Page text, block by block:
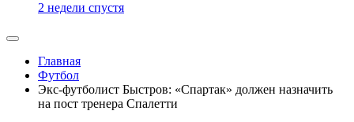
2 недели спустя
Главная
Футбол
Экс-футболист Быстров: «Спартак» должен назначить
на пост тренера Спалетти